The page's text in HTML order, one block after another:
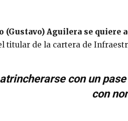
Aguilera se quiere
titular de la cartera de
con un
con